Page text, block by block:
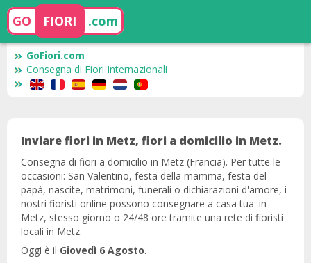
GO FIORI .com
GoFiori.com
Consegna di Fiori Internazionali
Inviare fiori in Metz, fiori a domicilio in Metz.
Consegna di fiori a domicilio in Metz (Francia). Per tutte le
occasioni: San Valentino, festa della mamma, festa del
papà, nascite, matrimoni, funerali o dichiarazioni d'amore, i
nostri fioristi online possono consegnare a casa tua. in
Metz, stesso giorno o 24/48 ore tramite una rete di fioristi
locali in Metz.
Oggi è il Giovedì 6 Agosto.